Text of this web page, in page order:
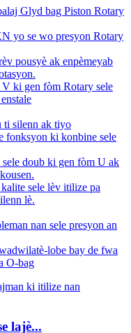
Glyd bag Piston Rotary
yo se wo presyon Rotary
pousyè ak enpèmeyab
ki gen fòm Rotary sele
ti silenn ak tiyo
fonksyon ki konbine sele
sele doub ki gen fòm U ak
sele lèv itilize pa
lè.
nan sele presyon an
lobe bay de fwa
O-bag
lajè...